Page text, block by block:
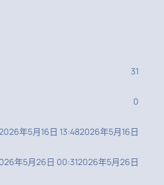
31
0
2026年5月16日 13:482026年5月16日
年5月26日 00:312026年5月26日